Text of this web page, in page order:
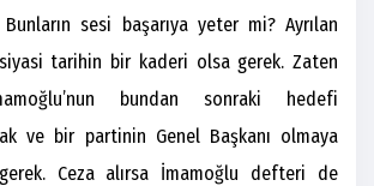
sesi başarıya yeter mi? Ayrılan
tarihin bir kaderi olsa gerek. Zaten
bundan sonraki hedefi
ve bir partinin Genel Başkanı olmaya
Ceza alırsa İmamoğlu defteri de